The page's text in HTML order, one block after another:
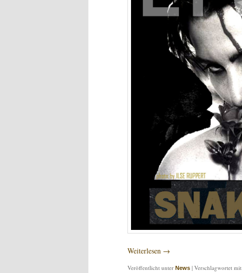
Weiterlesen →
Veröffentlicht unter News | Verschlagwortet mit